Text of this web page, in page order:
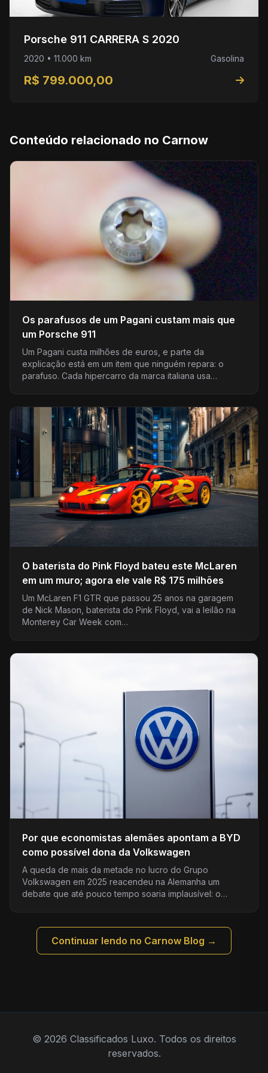
Porsche 911 CARRERA S 2020
2020 • 11.000 km Gasolina
R$ 799.000,00
Conteúdo relacionado no Carnow
Os parafusos de um Pagani custam mais que
um Porsche 911
Um Pagani custa milhões de euros, e parte da
explicação está em um item que ninguém repara: o
parafuso. Cada hipercarro da marca italiana usa…
O baterista do Pink Floyd bateu este McLaren
em um muro; agora ele vale R$ 175 milhões
Um McLaren F1 GTR que passou 25 anos na garagem
de Nick Mason, baterista do Pink Floyd, vai a leilão na
Monterey Car Week com…
Por que economistas alemães apontam a BYD
como possível dona da Volkswagen
A queda de mais da metade no lucro do Grupo
Volkswagen em 2025 reacendeu na Alemanha um
debate que até pouco tempo soaria implausível: o…
Continuar lendo no Carnow Blog →
© 2026 Classificados Luxo. Todos os direitos
reservados.